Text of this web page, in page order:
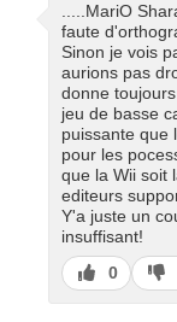
.....MariO
faute
Sinon je vois
aurions pas
donne
jeu de basse
puissante que
pour les
que la Wii soit
editeurs
Y'a juste un
insuffisant!
J’aime
0